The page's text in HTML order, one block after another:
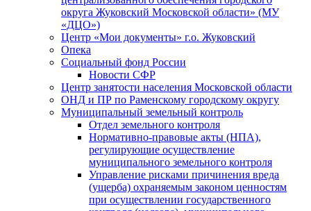
округа Жуковский Московской области» (МУ
«ДЦО»)
Центр «Мои документы» г.о. Жуковский
Опека
Социальный фонд России
Новости СФР
Центр занятости населения Московской области
ОНД и ПР по Раменскому городскому округу
Муниципальный земельный контроль
Отдел земельного контроля
Нормативно-правовые акты (НПА),
регулирующие осуществление
муниципального земельного контроля
Управление рисками причинения вреда
(ущерба) охраняемым законом ценностям
при осуществлении государственного